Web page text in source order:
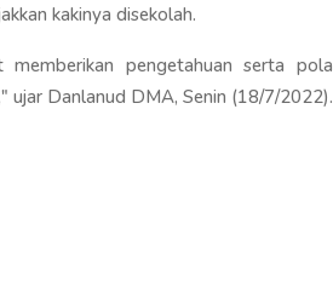
kakinya disekolah.
pengetahuan serta pola
ujar Danlanud DMA, Senin (18/7/2022).